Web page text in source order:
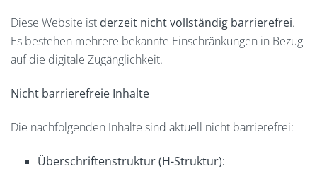
Diese Website ist derzeit nicht vollständig barrierefrei.
Es bestehen mehrere bekannte Einschränkungen in Bezug
auf die digitale Zugänglichkeit.
Nicht barrierefreie Inhalte
Die nachfolgenden Inhalte sind aktuell nicht barrierefrei:
Überschriftenstruktur (H-Struktur):